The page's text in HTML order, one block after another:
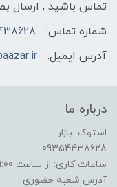
تماس باشید , ارسال
شماره تماس:
آدرس ایمیل:
درباره ما
استوک بازار
09354438628
ساعات کاری: از ساعت 09:00 تا ساعت 21:00
آدرس شعبه حضوری :